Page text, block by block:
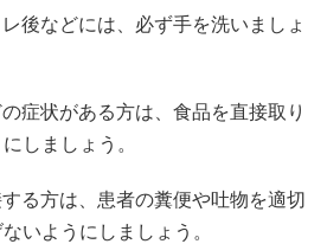
などには、必ず手を洗いましょ
状がある方は、食品を直接取り
しましょう。
る方は、患者の糞便や吐物を適切
いようにしましょう。